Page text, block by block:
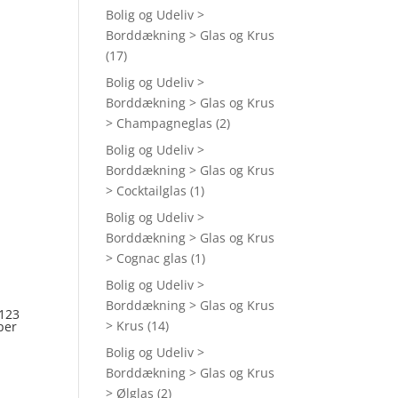
Bolig og Udeliv >
Borddækning > Glas og Krus
(17)
Bolig og Udeliv >
Borddækning > Glas og Krus
> Champagneglas (2)
Bolig og Udeliv >
Borddækning > Glas og Krus
> Cocktailglas (1)
Bolig og Udeliv >
Borddækning > Glas og Krus
> Cognac glas (1)
Bolig og Udeliv >
Borddækning > Glas og Krus
> Krus (14)
Bolig og Udeliv >
Borddækning > Glas og Krus
> Ølglas (2)